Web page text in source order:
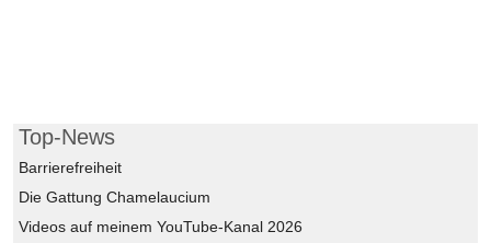
Top-News
Barrierefreiheit
Die Gattung Chamelaucium
Videos auf meinem YouTube-Kanal 2026